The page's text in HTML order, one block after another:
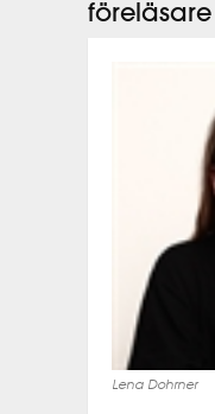
föreläsare
Lena Dohrner